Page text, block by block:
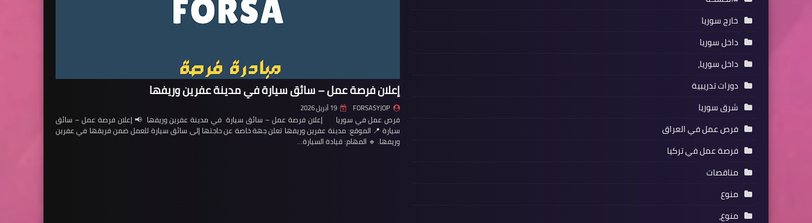
خارج سوريا
داخل سوريا
داخل سوريا،
دورات تدريبية
شرق سوريا
فرص عمل في العراق
فرصة عمل في تركيا
مناقصات
منوع
منوع،
إعلان فرصة عمل – سائق سيارة في مدينة عفرين وريفها
FORSASYJOP 19 أبريل 2026
فرص عمل في سوريا إعلان فرصة عمل – سائق سيارة في مدينة عفرين وريفها 📢 إعلان فرصة عمل – سائق
سيارة 📍 الموقع: مدينة عفرين وريفها تعلن جهة خاصة عن حاجتها إلى سائق سيارة للعمل ضمن فريقها في عفرين
وريفها. 🔹 المهام: قيادة السيارة…